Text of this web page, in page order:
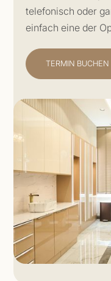
telefonisch oder
einfach eine der
TERMIN BUCHEN